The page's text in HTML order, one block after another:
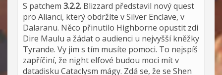
S patchem 3.2.2. Blizzard představil nový quest
pro Alianci, který obdržíte v Silver Enclave, v
Dalaranu. Něco přinutilo Highborne opustit zdi
Dire Maulu a žádat o audienci u nejvyšší kněžky
Tyrande. Vy jim s tím musíte pomoci. To nejspíš
zapříčiní, že night elfové budou moci mít v
datadisku Cataclysm mágy. Zdá se, že se Shen